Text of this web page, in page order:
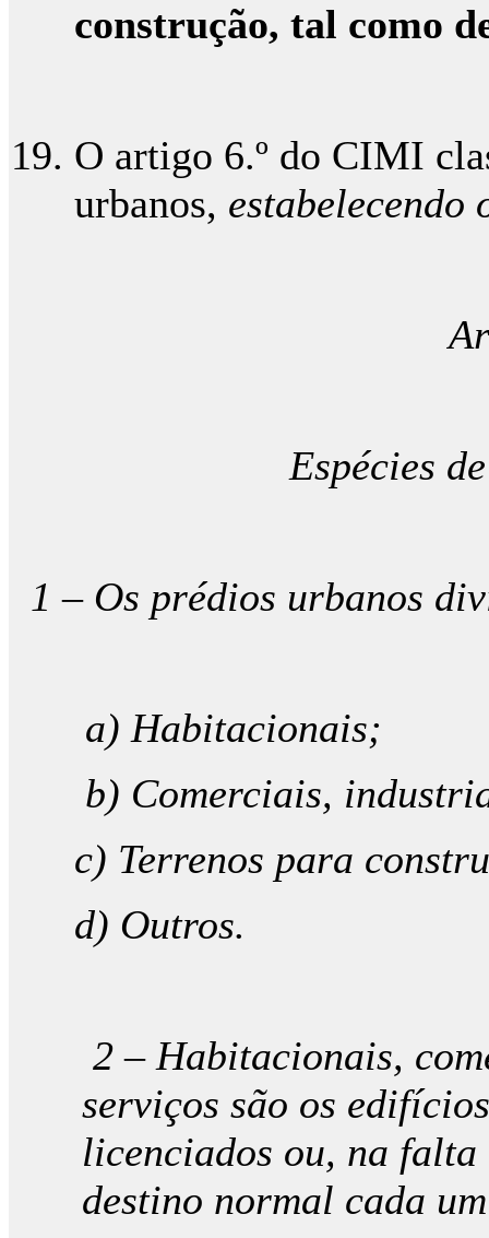
construção, tal como
O artigo 6.º do CIMI
urbanos, estabelecendo
Espécies
1 – Os prédios urbanos
a) Habitacionais;
b) Comerciais,
c) Terrenos para
d) Outros.
2 – Habitacionais,
serviços são os
licenciados ou, na falta
destino normal cada